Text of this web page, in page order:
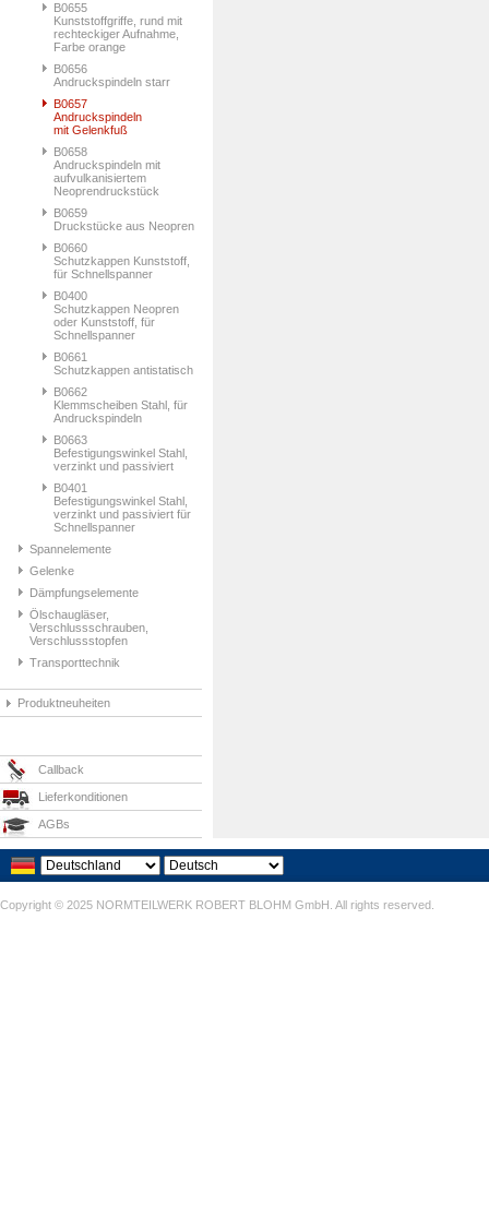
B0655
Kunststoffgriffe, rund mit
rechteckiger Aufnahme,
Farbe orange
B0656
Andruckspindeln starr
B0657
Andruckspindeln
mit Gelenkfuß
B0658
Andruckspindeln mit
aufvulkanisiertem
Neoprendruckstück
B0659
Druckstücke aus Neopren
B0660
Schutzkappen Kunststoff,
für Schnellspanner
B0400
Schutzkappen Neopren
oder Kunststoff, für
Schnellspanner
B0661
Schutzkappen antistatisch
B0662
Klemmscheiben Stahl, für
Andruckspindeln
B0663
Befestigungswinkel Stahl,
verzinkt und passiviert
B0401
Befestigungswinkel Stahl,
verzinkt und passiviert für
Schnellspanner
Spannelemente
Gelenke
Dämpfungselemente
Ölschaugläser,
Verschlussschrauben,
Verschlussstopfen
Transporttechnik
Produktneuheiten
Callback
Lieferkonditionen
AGBs
Copyright © 2025 NORMTEILWERK ROBERT BLOHM GmbH. All rights reserved.